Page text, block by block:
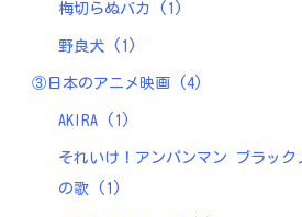
梅切らぬバカ (1)
野良犬 (1)
③日本のアニメ映画 (4)
AKIRA (1)
それいけ！アンパンマン ブラック
の歌
(1)